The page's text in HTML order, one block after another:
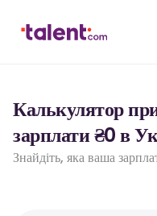
Калькулятор
зарплати ₴0 в
Знайдіть, яка ваша